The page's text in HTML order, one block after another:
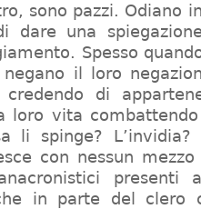
sono pazzi. Odiano
dare una
Spesso
il loro
di
loro vita
li spinge?
con nessun
presenti
in parte del clero